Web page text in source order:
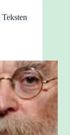
Teksten